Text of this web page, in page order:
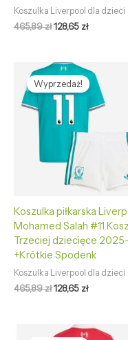
Koszulka Liverpool dla dzieci
465,89zł128,65 zł
Wyprzedaż!
Koszulka piłkarska
Mohamed Salah #11
Trzeciej dziecięce
+Krótkie Spodenk
Koszulka Liverpool dla dzieci
465,89zł
Pierwotna
cena
wynosiła:
465,89 zł.
128,65 zł
Aktualna
cena
wynosi:
128,65 zł.
PierwotnaAktualna